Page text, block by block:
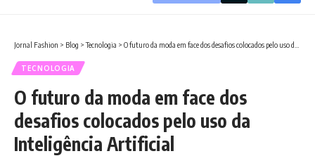
Jornal Fashion > Blog >Tecnologia > O futuro da moda em face dos desafios colocados pelo uso da Inteligência Artificial
TECNOLOGIA
O futuro da moda em face dos
desafios colocados pelo uso da
Inteligência Artificial